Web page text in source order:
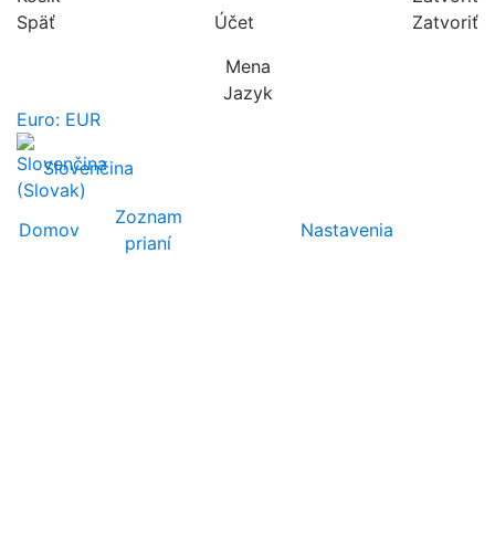
Späť
Účet
Zatvoriť
Mena
Jazyk
Euro: EUR
Slovenčina
Domov
Zoznam
prianí
Nastavenia